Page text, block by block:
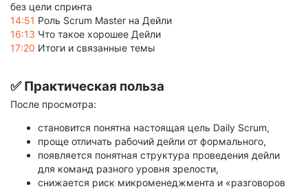
без цели спринта
14:51 Роль Scrum Master на Дейли
16:13 Что такое хорошее Дейли
17:20 Итоги и связанные темы
✅ Практическая польза
После просмотра:
становится понятна настоящая цель Daily Scrum,
проще отличать рабочий дейли от формального,
появляется понятная структура проведения дейли
для команд разного уровня зрелости,
снижается риск микроменеджмента и «разговоров